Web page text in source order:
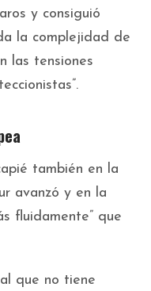
y consiguió
la complejidad de
las tensiones
también en la
avanzó y en la
fluidamente” que
que no tiene